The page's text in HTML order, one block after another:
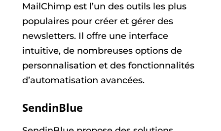
MailChimp est l’un des outils les plus
populaires pour créer et gérer des
newsletters. Il offre une interface
intuitive, de nombreuses options de
personnalisation et des fonctionnalités
d’automatisation avancées.
SendinBlue